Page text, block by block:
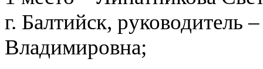
г. Балтийск, руководитель
Владимировна;